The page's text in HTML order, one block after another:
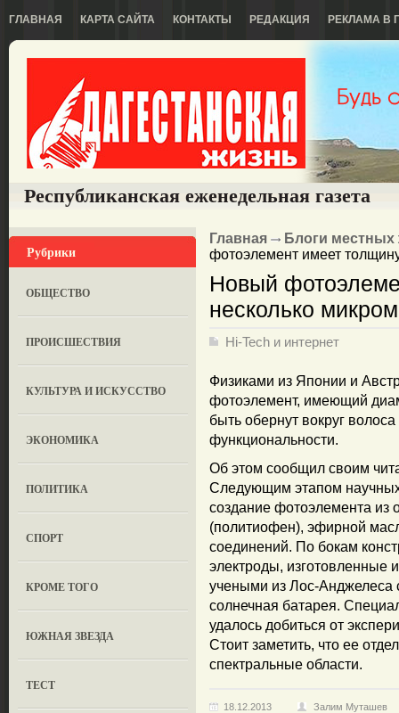
ГЛАВНАЯ КАРТА САЙТА КОНТАКТЫ РЕДАКЦИЯ РЕКЛАМА В
Республиканская еженедельная газета
Рубрики
ОБЩЕСТВО
ПРОИСШЕСТВИЯ
КУЛЬТУРА И ИСКУССТВО
ЭКОНОМИКА
ПОЛИТИКА
СПОРТ
КРОМЕ ТОГО
ЮЖНАЯ ЗВЕЗДА
ТЕСТ
Главная
Блоги местных
фотоэлемент имеет
Новый
несколько
Hi-Tech и интернет
Физиками из Японии и
фотоэлемент, имеющий
быть обернут вокруг
функциональности.
Об этом сообщил своим
Следующим этапом научных
создание фотоэлемента из
(политиофен), эфирной
соединений. По бокам
электроды, изготовленные
учеными из Лос-Анджелеса
солнечная батарея.
удалось добиться от
Стоит заметить, что ее
спектральные области.
18.12.2013 Залим Муташев